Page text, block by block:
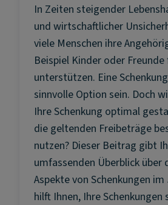
In Zeiten steigender
und wirtschaftlicher
viele Menschen ihre
Beispiel Kinder oder
unterstützen. Eine
sinnvolle Option sein. Doch
Ihre Schenkung optimal
die geltenden Freibeträge
nutzen? Dieser Beitrag gibt
umfassenden Überblick
Aspekte von Schenkungen
hilft Ihnen, Ihre